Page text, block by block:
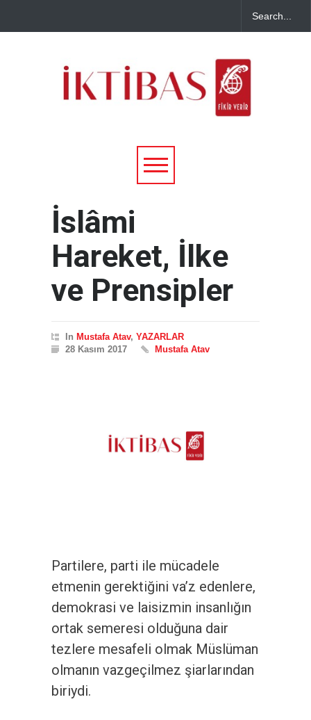
İslâmi
Hareket, İlke
ve Prensipler
In Mustafa Atav, YAZARLAR
28 Kasım 2017
Mustafa Atav
Partilere, parti ile mücadele
etmenin gerektiğini va’z edenlere,
demokrasi ve laisizmin insanlığın
ortak semeresi olduğuna dair
tezlere mesafeli olmak Müslüman
olmanın vazgeçilmez şiarlarından
biriydi.